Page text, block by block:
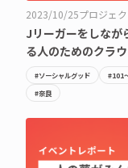
2023/10/25プロジェ
Jリーガーをしなが
る人のためのクラ
#ソーシャルグッド #101
#奈良